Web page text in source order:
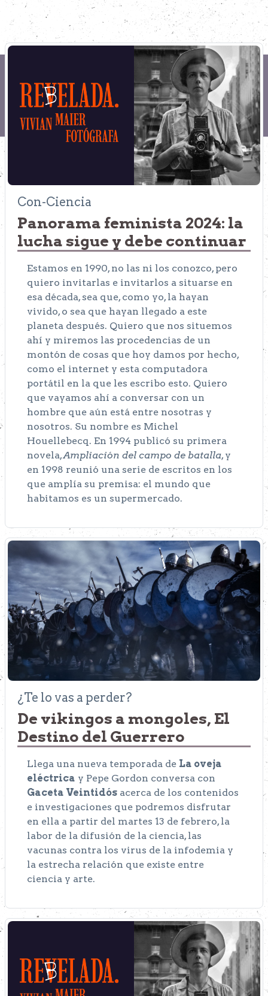
Con-Ciencia
Panorama feminista 2024: la
lucha sigue y debe continuar
Estamos en 1990, no las ni los conozco, pero
quiero invitarlas e invitarlos a situarse en
esa década, sea que, como yo, la hayan
vivido, o sea que hayan llegado a este
planeta después. Quiero que nos situemos
ahí y miremos las procedencias de un
montón de cosas que hoy damos por hecho,
como el internet y esta computadora
portátil en la que les escribo esto. Quiero
que vayamos ahí a conversar con un
hombre que aún está entre nosotras y
nosotros. Su nombre es Michel
Houellebecq. En 1994 publicó su primera
novela,Ampliación del campo de batalla, y
en 1998 reunió una serie de escritos en los
que amplía su premisa: el mundo que
habitamos es un supermercado.
¿Te lo vas a perder?
De vikingos a mongoles, El
Destino del Guerrero
Llega una nueva temporada de La oveja
eléctrica y Pepe Gordon conversa con
Gaceta Veintidós acerca de los contenidos
e investigaciones que podremos disfrutar
en ella a partir del martes 13 de febrero, la
labor de la difusión de la ciencia, las
vacunas contra los virus de la infodemia y
la estrecha relación que existe entre
ciencia y arte.